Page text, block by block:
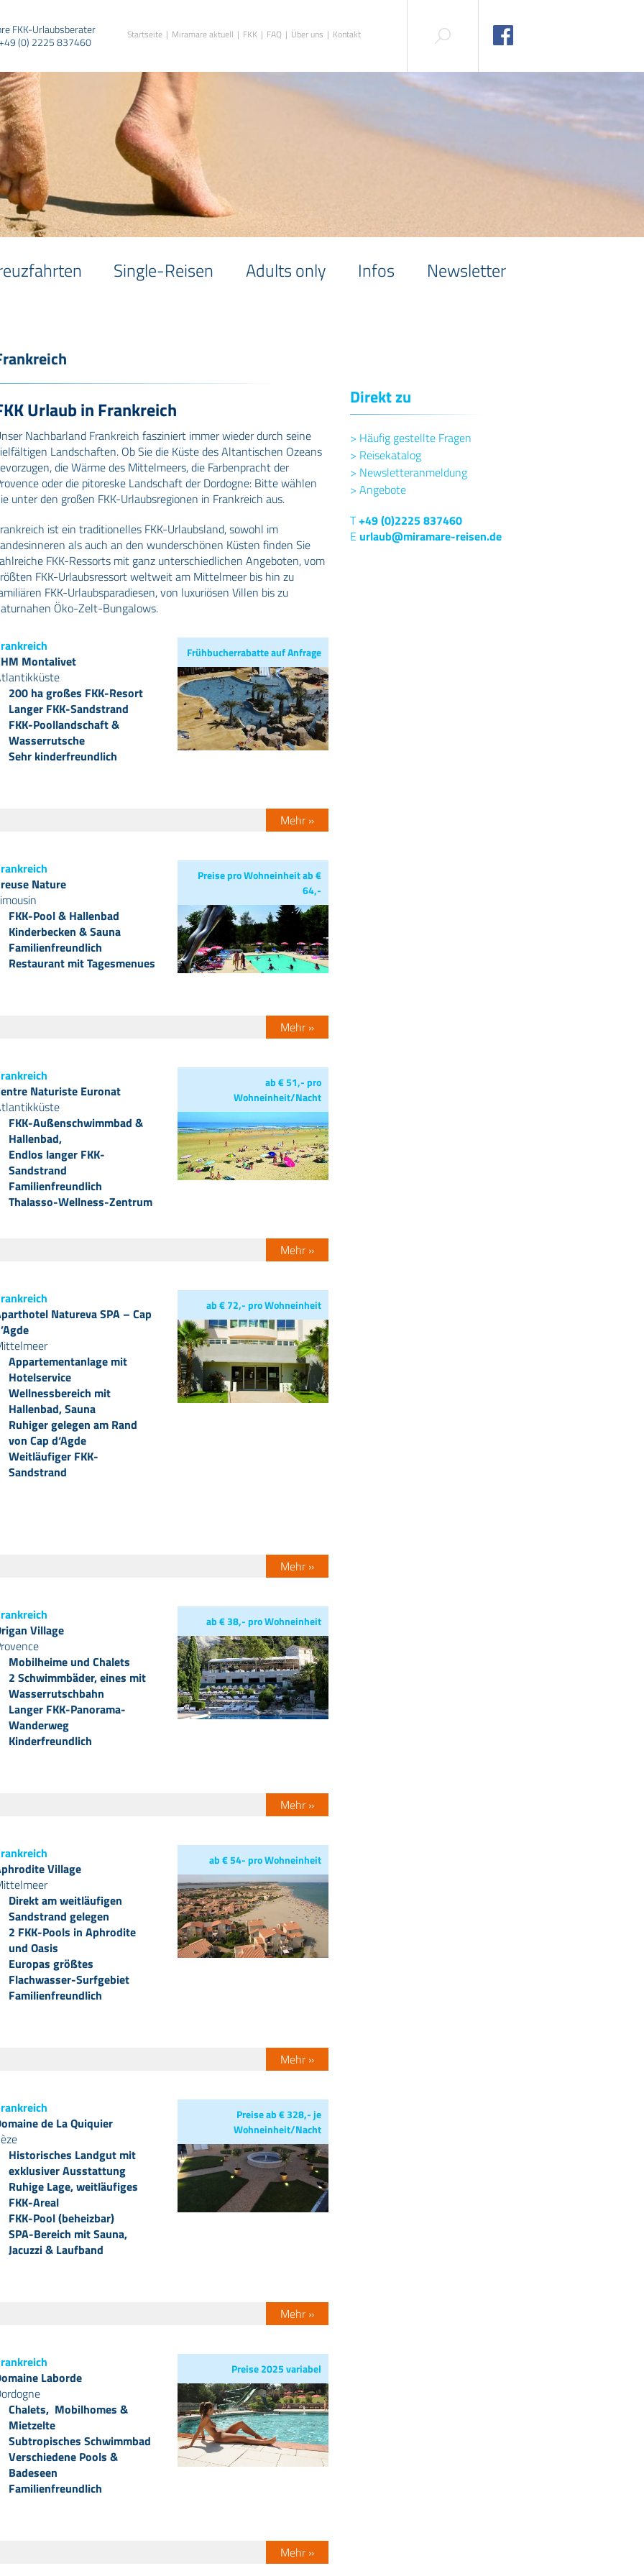
FKK-Urlaubsberater
(0) 2225 837460
Startseite Miramare aktuell FKK FAQ Über uns Kontakt
Single-Reisen Adults only Infos Newsletter
Urlaub in Frankreich
Nachbarland Frankreich fasziniert immer wieder durch seine
Landschaften. Ob Sie die Küste des Altantischen Ozeans
die Wärme des Mittelmeers, die Farbenpracht der
oder die pitoreske Landschaft der Dordogne: Bitte wählen
unter den großen FKK-Urlaubsregionen in Frankreich aus.
ist ein traditionelles FKK-Urlaubsland, sowohl im
als auch an den wunderschönen Küsten finden Sie
FKK-Ressorts mit ganz unterschiedlichen Angeboten, vom
FKK-Urlaubsressort weltweit am Mittelmeer bis hin zu
FKK-Urlaubsparadiesen, von luxuriösen Villen bis zu
Öko-Zelt-Bungalows.
Frühbucherrabatte auf Anfrage
Montalivet
200 ha großes FKK-Resort
Langer FKK-Sandstrand
FKK-Poollandschaft &
Wasserrutsche
Sehr kinderfreundlich
Mehr »
Preise pro Wohneinheit ab €
64,-
Nature
FKK-Pool & Hallenbad
Kinderbecken & Sauna
Familienfreundlich
Restaurant mit Tagesmenues
Mehr »
ab € 51,- pro
Wohneinheit/Nacht
Naturiste Euronat
FKK-Außenschwimmbad &
Hallenbad,
Endlos langer FKK-
Sandstrand
Familienfreundlich
Thalasso-Wellness-Zentrum
Mehr »
ab € 72,- pro Wohneinheit
Natureva SPA – Cap
Appartementanlage mit
Hotelservice
Wellnessbereich mit
Hallenbad, Sauna
Ruhiger gelegen am Rand
von Cap d‘Agde
Weitläufiger FKK-
Sandstrand
Mehr »
ab € 38,- pro Wohneinheit
Village
Mobilheime und Chalets
2 Schwimmbäder, eines mit
Wasserrutschbahn
Langer FKK-Panorama-
Wanderweg
Kinderfreundlich
Mehr »
ab € 54- pro Wohneinheit
Village
Direkt am weitläufigen
Sandstrand gelegen
2 FKK-Pools in Aphrodite
und Oasis
Europas größtes
Flachwasser-Surfgebiet
Familienfreundlich
Mehr »
Preise ab € 328,- je
Wohneinheit/Nacht
de La Quiquier
Historisches Landgut mit
exklusiver Ausstattung
Ruhige Lage, weitläufiges
FKK-Areal
FKK-Pool (beheizbar)
SPA-Bereich mit Sauna,
Jacuzzi & Laufband
Mehr »
Preise 2025 variabel
Laborde
Chalets, Mobilhomes &
Mietzelte
Subtropisches Schwimmbad
Verschiedene Pools &
Badeseen
Familienfreundlich
Mehr »
Direkt zu
> Häufig gestellte Fragen
> Reisekatalog
> Newsletteranmeldung
> Angebote
T+49 (0)2225 837460
E urlaub@miramare-reisen.de